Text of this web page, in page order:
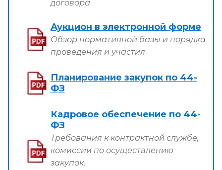
договора
Аукцион в электронной форме
Обзор нормативной базы и порядка
проведения и участия
Планирование закупок по 44-
ФЗ
Кадровое обеспечение по 44-
ФЗ
Требования к контрактной службе,
комиссии по осуществлению
закупок,